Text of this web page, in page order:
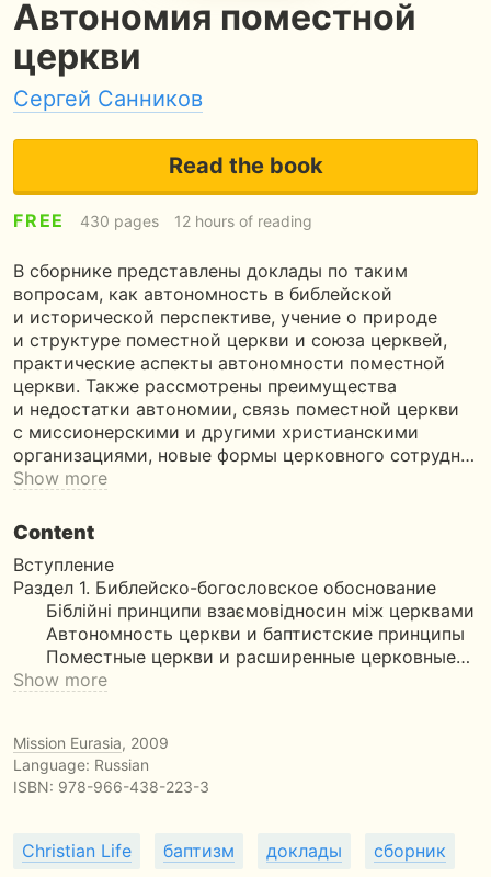
Автономия поместной
церкви
Сергей Санников
Read the book
FREE 430 pages 12 hours of reading
В сборнике представлены доклады по таким
вопросам, как автономность в библейской
и исторической перспективе, учение о природе
и структуре поместной церкви и союза церквей,
практические аспекты автономности поместной
церкви. Также рассмотрены преимущества
и недостатки автономии, связь поместной церкви
с миссионерскими и другими христианскими
организациями, новые формы церковного сотрудн…
Show more
Content
Вступление
Раздел 1. Библейско-богословское обоснование
Біблійні принципи взаємовідносин між церквами
Автономность церкви и баптистские принципы
Поместные церкви и расширенные церковные…
Show more
Mission Eurasia, 2009
Language: Russian
ISBN: 978-966-438-223-3
Christian Life баптизм доклады сборник